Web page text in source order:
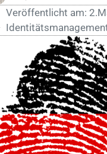
Veröffentlicht am: